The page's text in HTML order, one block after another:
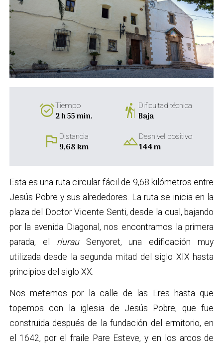
alarm_onTiempo
2 h 55 min. hikingDificultad técnica
Baja
flag Distancia
9,68 km landscapeDesnivel positivo
144 m
Esta es una ruta circular fácil de 9,68 kilómetros entre
Jesús Pobre y sus alrededores. La ruta se inicia en la
plaza del Doctor Vicente Senti, desde la cual, bajando
por la avenida Diagonal, nos encontramos la primera
parada, el riurau Senyoret, una edificación muy
utilizada desde la segunda mitad del siglo XIX hasta
principios del siglo XX.
Nos metemos por la calle de las Eres hasta que
topemos con la iglesia de Jesús Pobre, que fue
construida después de la fundación del ermitorio, en
el 1642, por el fraile Pare Esteve, y en los arcos de